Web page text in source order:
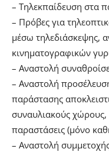
– Τηλεκπαίδευση στα
– Πρόβες για
μέσω τηλεδιάσκεψης,
κινηματογραφικών
– Αναστολή
– Αναστολή
παράστασης
συναυλιακούς χώρους,
παραστάσεις (μόνο
– Αναστολή